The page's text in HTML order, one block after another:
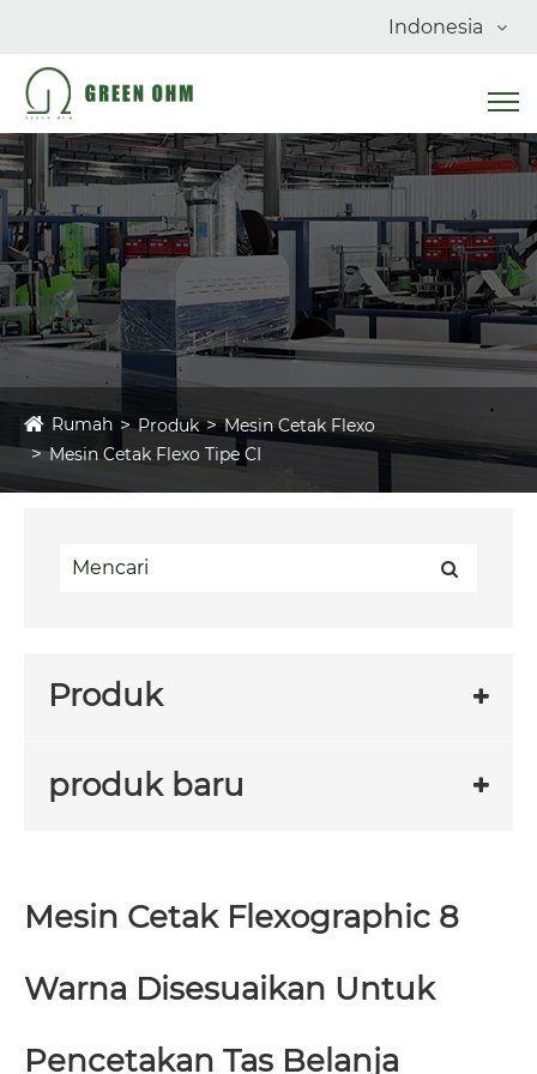
Indonesia
Rumah Produk
Mesin Cetak Flexo
Mesin Cetak Flexo Tipe CI
Produk
produk baru
Mesin Cetak Flexographic 8
Warna Disesuaikan Untuk
Pencetakan Tas Belanja